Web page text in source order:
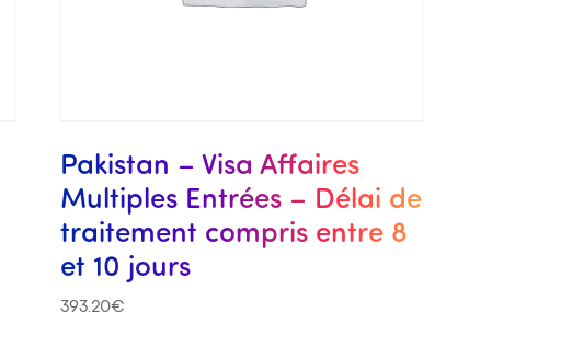
Pakistan – Visa Affaires
Multiples Entrées – Délai de
traitement compris entre 8
et 10 jours
393.20€